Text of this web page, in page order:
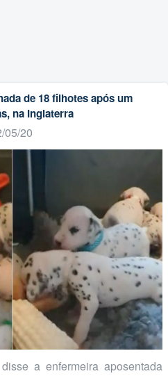
de 18 filhotes após um
na Inglaterra
05/20
a enfermeira aposentada